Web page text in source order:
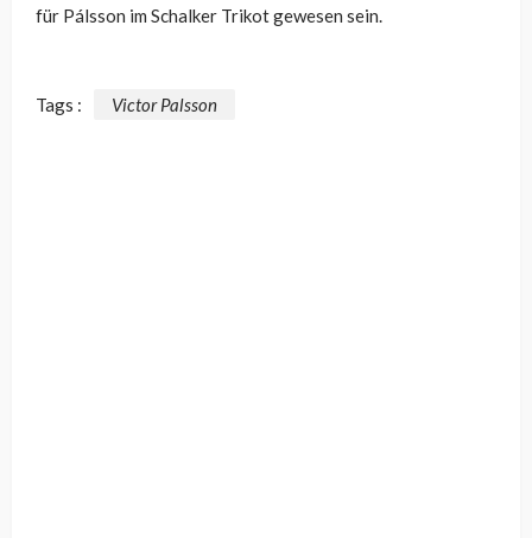
für Pálsson im Schalker Trikot gewesen sein.
Tags : Victor Palsson